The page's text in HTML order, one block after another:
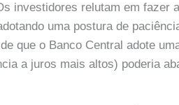
investidores relutam em fazer
uma postura de
que o Banco Central adote
a juros mais altos) poderia